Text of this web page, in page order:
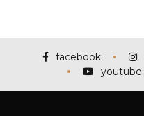
facebook
youtube